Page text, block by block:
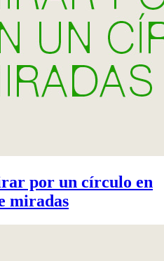
por un círculo en
miradas